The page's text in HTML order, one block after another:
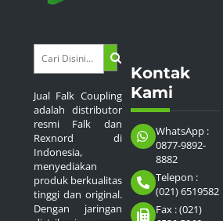
Jual Falk Coupling
adalah distributor
resmi Falk dan
Rexnord di
Indonesia,
menyediakan
produk berkualitas
tinggi dan original.
Dengan jaringan
Kontak
Kami
WhatsApp :
0877-9892-
8882
Telepon :
(021) 6519582
Fax : (021)